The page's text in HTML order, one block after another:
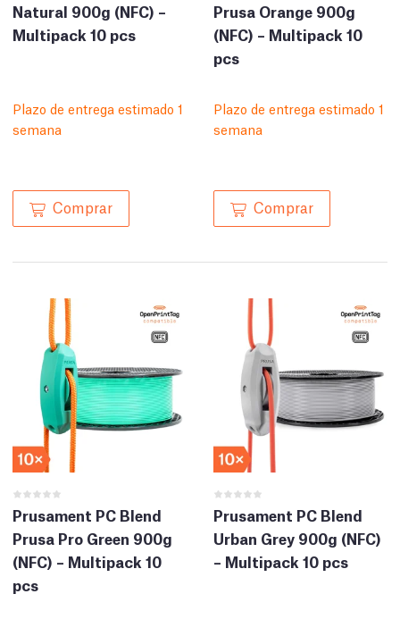
Natural 900g (NFC) –
Multipack 10 pcs
Plazo de entrega estimado 1
semana
Comprar
Prusa Orange 900g
(NFC) – Multipack 10
pcs
Plazo de entrega estimado 1
semana
Comprar
Prusament PC Blend
Prusa Pro Green 900g
(NFC) – Multipack 10
pcs
Prusament PC Blend
Urban Grey 900g (NFC)
– Multipack 10 pcs